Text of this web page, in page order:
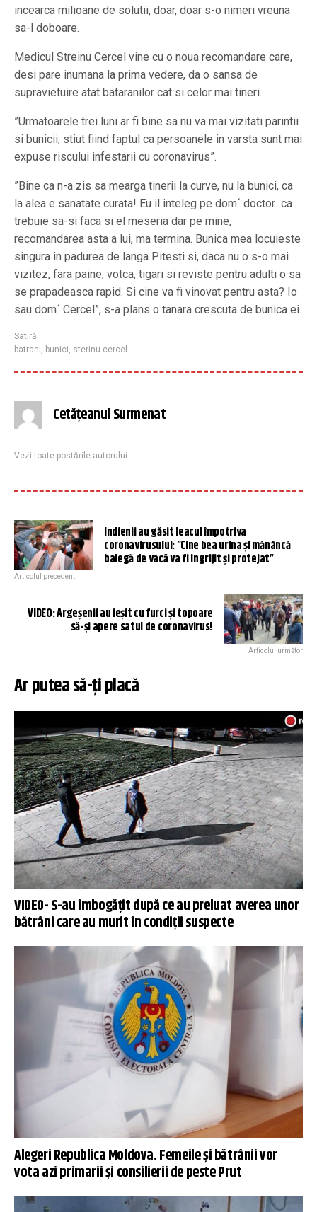
incearca milioane de solutii, doar, doar s-o nimeri vreuna
sa-l doboare.
Medicul Streinu Cercel vine cu o noua recomandare care,
desi pare inumana la prima vedere, da o sansa de
supravietuire atat bataranilor cat si celor mai tineri.
”Urmatoarele trei luni ar fi bine sa nu va mai vizitati parintii
si bunicii, stiut fiind faptul ca persoanele in varsta sunt mai
expuse riscului infestarii cu coronavirus”.
”Bine ca n-a zis sa mearga tinerii la curve, nu la bunici, ca
la alea e sanatate curata! Eu il inteleg pe dom´ doctor ca
trebuie sa-si faca si el meseria dar pe mine,
recomandarea asta a lui, ma termina. Bunica mea locuieste
singura in padurea de langa Pitesti si, daca nu o s-o mai
vizitez, fara paine, votca, tigari si reviste pentru adulti o sa
se prapadeasca rapid. Si cine va fi vinovat pentru asta? Io
sau dom´ Cercel”, s-a plans o tanara crescuta de bunica ei.
Satiră
batrani
bunici sterinu cercel
Cetățeanul Surmenat
Vezi toate postările autorului
Indienii au găsit leacul împotriva
coronavirusului: ”Cine bea urina și mănâncă
balegă de vacă va fi îngrijit și protejat”
Articolul precedent
VIDEO: Argeșenii au ieșit cu furci și topoare
să-și apere satul de coronavirus!
Articolul următor
Ar putea să-ți placă
VIDEO- S-au îmbogățit după ce au preluat averea unor
bătrâni care au murit în condiții suspecte
Alegeri Republica Moldova. Femeile și bătrânii vor
vota azi primarii și consilierii de peste Prut